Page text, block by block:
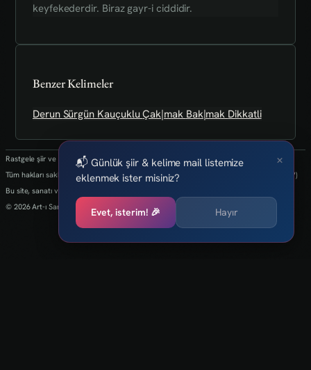
keyfekederdir. Biraz gayr-i ciddidir.
Benzer Kelimeler
Derun Sürgün KauçukluÇak|mak Bak|mak Dikkatli
Rastgele şiir ve kelimeler her 24 saatte bir yenilenmektedir.
Tüm hakları saklıdır.(biz kaybettik bulan varsa info@art-isanat.com.tr'ye mail atabilir mi?)
Bu site, sanatı ve yaratıcılığı dijital dünyaya taşıma arzusu ile kurulmuştur.
© 2026 Art-ı Sanat
×
📬 Günlük şiir & kelime mail listemize
eklenmek ister misiniz?
Evet, isterim! 🎉 Hayır